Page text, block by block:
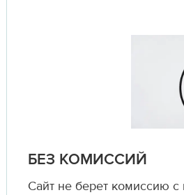
БЕЗ КОМИССИЙ
Сайт не берет комиссию